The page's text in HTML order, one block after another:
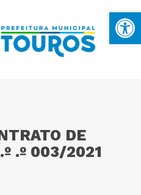
DE
.º 003/2021